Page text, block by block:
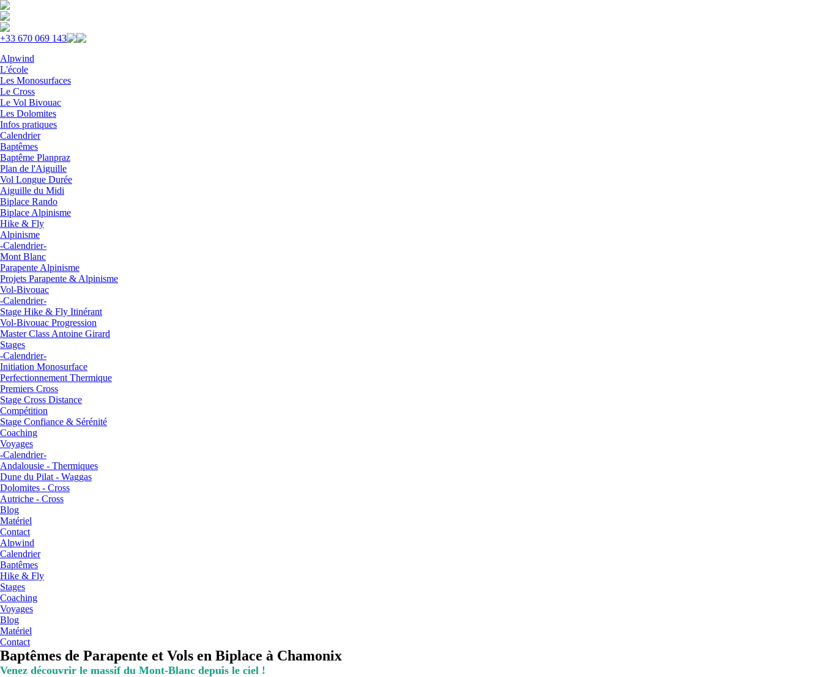
Skip to navigation
Aller au contenu principal
+33 670 069 143
Alpwind
L'école
Les Monosurfaces
Le Cross
Le Vol Bivouac
Les Dolomites
Infos pratiques
Calendrier
Baptêmes
Baptême Planpraz
Plan de l'Aiguille
Vol Longue Durée
Aiguille du Midi
Biplace Rando
Biplace Alpinisme
Hike & Fly
Alpinisme
-Calendrier-
Mont Blanc
Parapente Alpinisme
Projets Parapente & Alpinisme
Vol-Bivouac
-Calendrier-
Stage Hike & Fly Itinérant
Vol-Bivouac Progression
Master Class Antoine Girard
Stages
-Calendrier-
Initiation Monosurface
Perfectionnement Thermique
Premiers Cross
Stage Cross Distance
Compétition
Stage Confiance & Sérénité
Coaching
Voyages
-Calendrier-
Andalousie - Thermiques
Dune du Pilat - Waggas
Dolomites - Cross
Autriche - Cross
Blog
Matériel
Contact
Alpwind
Calendrier
Baptêmes
Hike & Fly
Stages
Coaching
Voyages
Blog
Matériel
Contact
Baptêmes de Parapente et Vols en Biplace à Chamonix
Venez découvrir le massif du Mont-Blanc depuis le ciel !